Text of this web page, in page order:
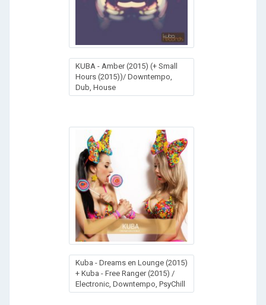
KUBA - Amber (2015) (+ Small
Hours (2015))/ Downtempo,
Dub, House
Kuba - Dreams en Lounge (2015)
+ Kuba - Free Ranger (2015) /
Electronic, Downtempo, PsyChill